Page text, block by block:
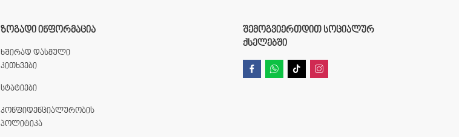
ᲖᲝᲒᲐᲓᲘ ᲘᲜᲤᲝᲠᲛᲐᲪᲘᲐ
ხშირად დასმული
კითხვები
სტატიები
კონფიდენციალურობის
პოლიტიკა
ᲨᲔᲛᲝᲒᲕᲘᲔᲠᲗᲓᲘᲗ ᲡᲝᲪᲘᲐᲚᲣᲠ
ᲥᲡᲔᲚᲔᲑᲨᲘ